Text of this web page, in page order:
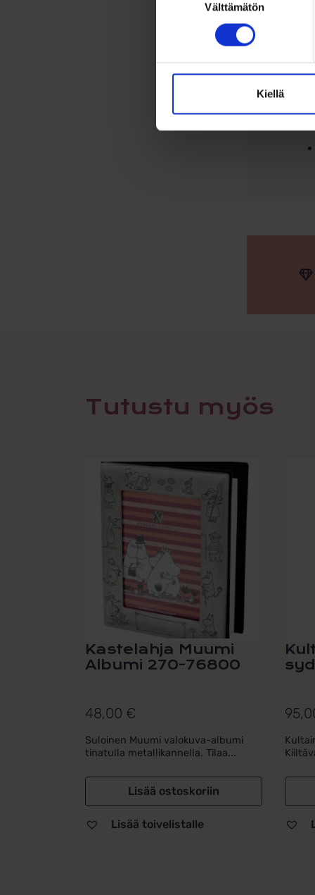
Välttämätön
Kiellä
Tutustu myös
Kastelahja Muumi
Albumi 270-76800
48,00 €
Suloinen Muumi valokuva-albumi
tinatulla metallikannella. Tilaa...
Lisää ostoskoriin
Lisää toivelistalle